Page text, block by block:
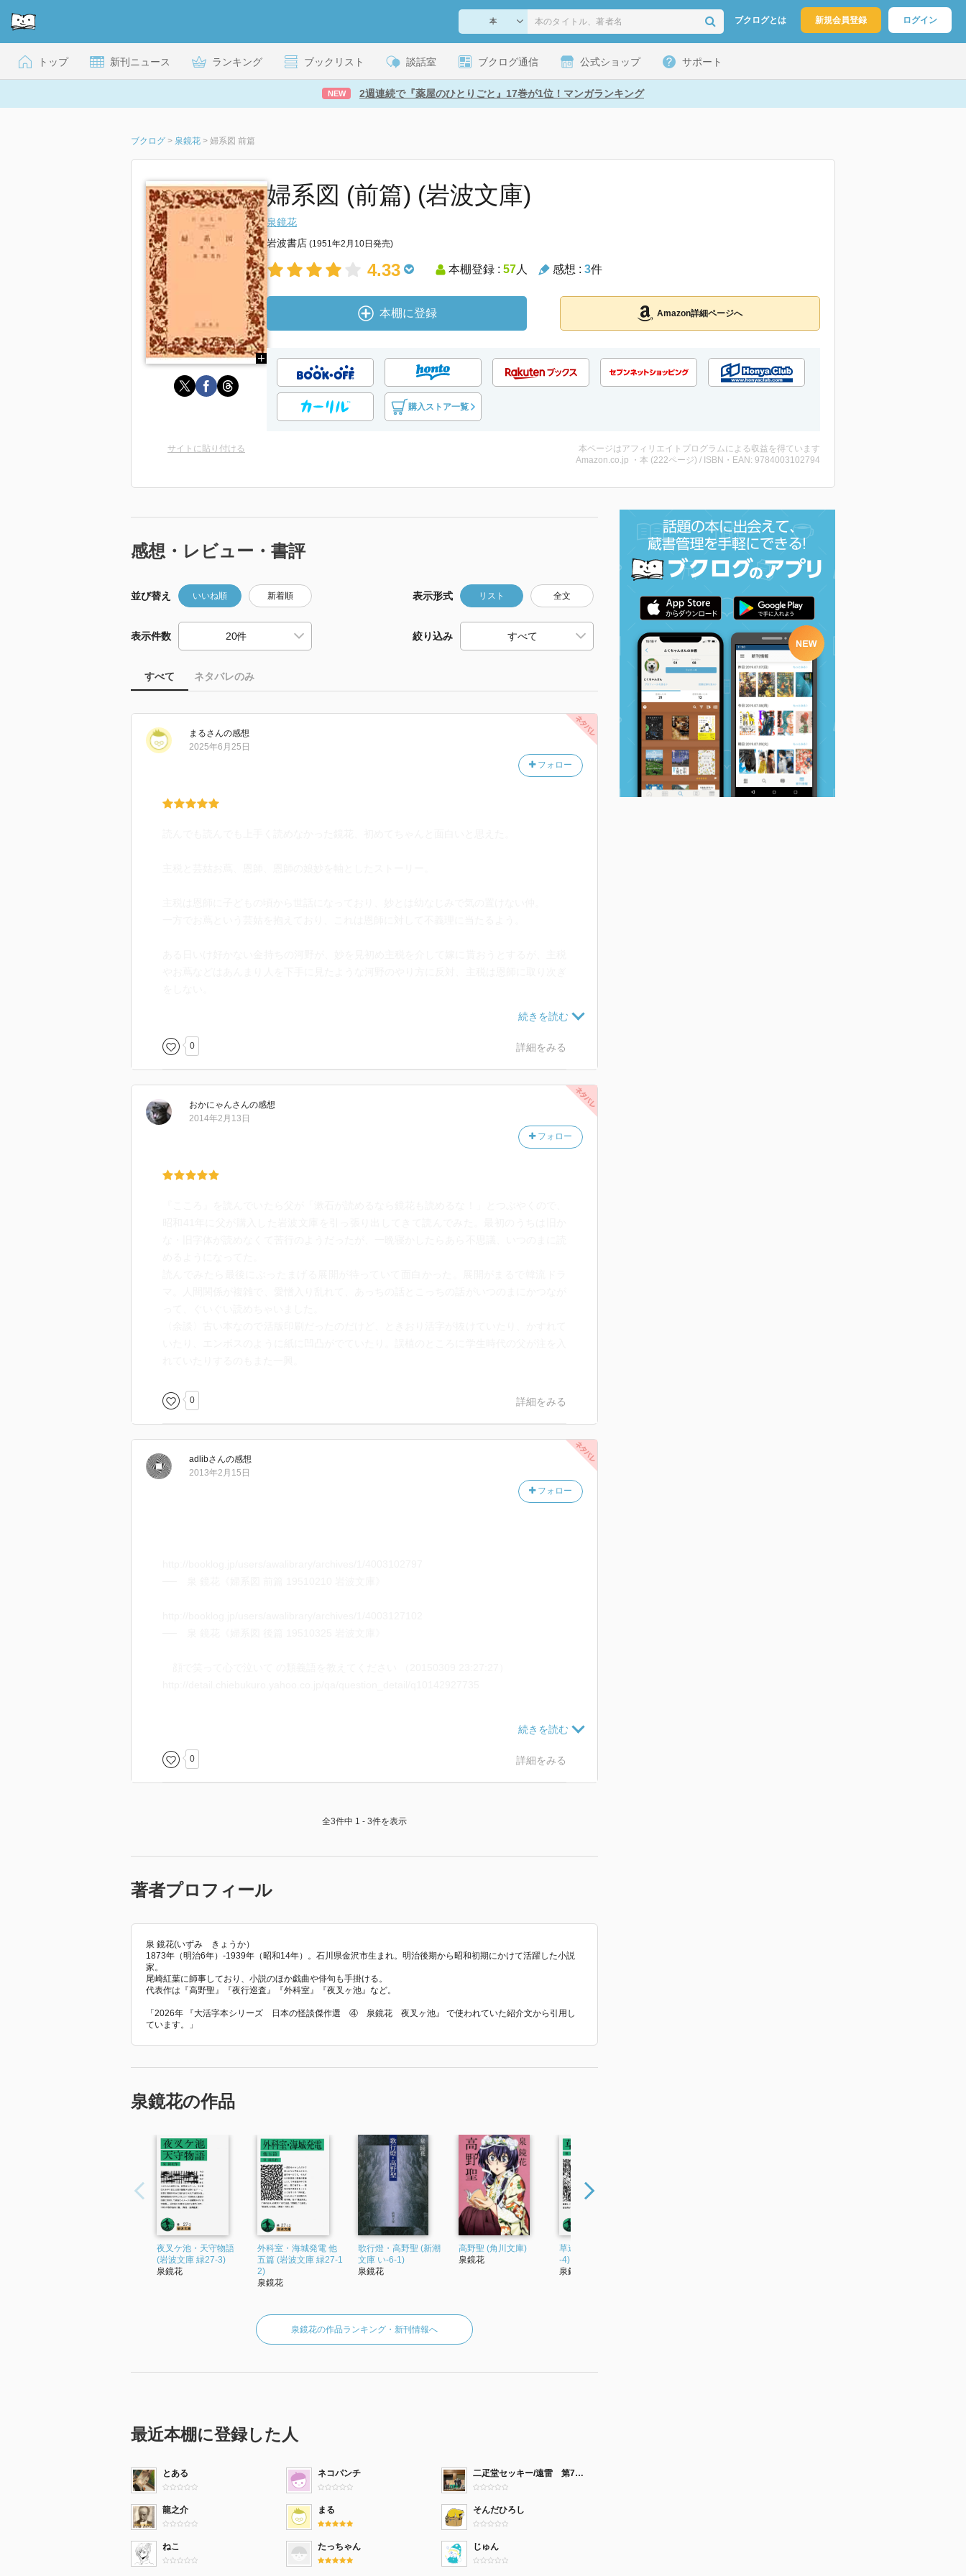
ブクログとは 新規会員登録 ログイン
トップ 新刊ニュース ランキング ブックリスト 談話室 ブクログ通信 公式ショップ サポート
NEW 2週連続で『薬屋のひとりごと』17巻が1位！マンガランキング
ブクログ > 泉鏡花 > 婦系図 前篇
婦系図 (前篇) (岩波文庫)
泉鏡花
岩波書店 (1951年2月10日発売)
4.33 本棚登録 : 57人 感想 : 3件
本棚に登録 Amazon詳細ページへ
購入ストア一覧
サイトに貼り付ける
本ページはアフィリエイトプログラムによる収益を得ています
Amazon.co.jp ・本 (222ページ) / ISBN・EAN: 9784003102794
感想・レビュー・書評
並び替え いいね順 新着順 表示形式 リスト 全文
表示件数 絞り込み
すべて ネタバレのみ
まるさんの感想
フォロー
2025年6月25日
主税はお蔦はもちろん、妙も好き。これは現代の感覚ではイマイチ分からないがお蔦は芸
姑として、妙は一女性として好きということか。
お蔦と別れ、恩師のもとに留まるか、はたまた破門か選択を迫られ、留まることを選ぶ
が⋯。
一方で、河野の縁談の取次役であるアバ大人がスリに遭い、主税は図らずもその片棒を担
まで田舎に引っ込もうと乗った電車が出たというところで終わり。
0 詳細をみる
おかにゃんさんの感想
フォロー
2014年2月13日
0 詳細をみる
adlibさんの感想
フォロー
2013年2月15日
── 泉 鏡花《婦系図；湯島の境内 19070101-0428 やまと新聞 1908‥‥ 初演》
http://www.aozora.gr.jp/cards/000050/card3578.html
0 詳細をみる
全3件中 1 - 3件を表示
著者プロフィール
泉 鏡花(いずみ きょうか）
1873年（明治6年）-1939年（昭和14年）。石川県金沢市生まれ。明治後期から昭和初期にかけて活躍した小説
家。
尾崎紅葉に師事しており、小説のほか戯曲や俳句も手掛ける。
代表作は『高野聖』『夜行巡査』『外科室』『夜叉ヶ池』など。
「2026年 『大活字本シリーズ 日本の怪談傑作選 ④ 泉鏡花 夜叉ヶ池』 で使われていた紹介文から引用し
ています。」
泉鏡花の作品
夜叉ケ池・天守物語
(岩波文庫 緑27-3)
泉鏡花
外科室・海城発電 他
五篇 (岩波文庫 緑27-1
2)
泉鏡花
歌行燈・高野聖 (新潮
文庫 い-6-1)
泉鏡花
高野聖 (角川文庫)
泉鏡花
草迷宮 (岩波文庫 緑27
-4)
泉鏡花
泉鏡花の作品ランキング・新刊情報へ
最近本棚に登録した人
とある ネコパンチ 二疋堂セッキー/遠雷 第7ホールえ22b
龍之介 まる そんだひろし
ねこ たっちゃん じゅん